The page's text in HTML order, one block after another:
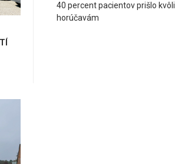
40 percent pacientov prišlo kvôli
horúčavám